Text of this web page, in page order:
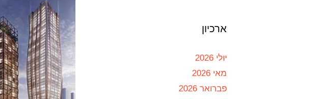
ארכיון
יולי 2026
מאי 2026
פברואר 2026